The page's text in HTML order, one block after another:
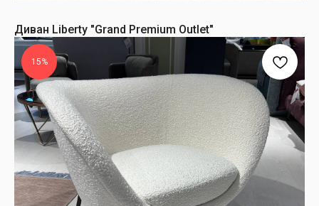
Диван Liberty "Grand Premium Outlet"
15%